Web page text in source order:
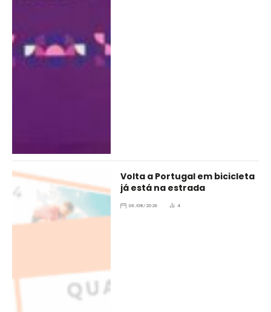
Volta a Portugal em bicicleta
já está na estrada
06/08/2026 4